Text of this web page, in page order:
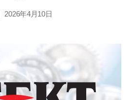
難
平
均
年
2026年4月10日